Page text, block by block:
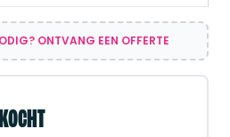
ONTVANG EEN OFFERTE